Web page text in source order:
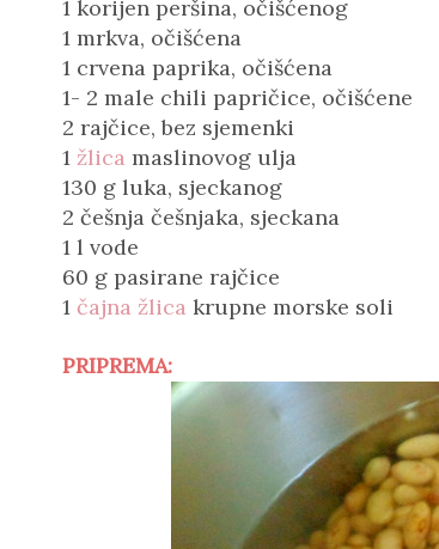
1 korijen peršina, očišćenog
1 mrkva, očišćena
1 crvena paprika, očišćena
1- 2 male chili papričice, očišćene
2 rajčice, bez sjemenki
1 žlica maslinovog ulja
130 g luka, sjeckanog
2 češnja češnjaka, sjeckana
1 l vode
60 g pasirane rajčice
1 čajna žlica krupne morske soli
PRIPREMA: